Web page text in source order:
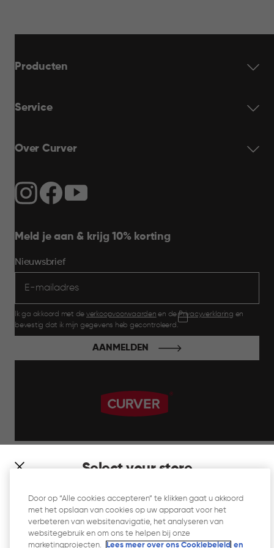
Select your store
which store would you like to shop?
Producten
Service
Over Curver
Meld je aan & krijg 10% korting
Nieuwsbrief
Ik ga akkoord met de verkoopvoorwaarden en dePrivacyverklaring en
bevestig dat ik mijn gegevens heb gecontroleerd.
AANMELDEN
Website Gebruiksvoorwaarden
Privacyverklaring
Door op “Alle cookies accepteren” te klikken gaat u akkoord
met het opslaan van cookies op uw apparaat voor het
verbeteren van websitenavigatie, het analyseren van
websitegebruik en om ons te helpen bij onze
marketingprojecten.
Lees meer over ons Cookiebeleid en